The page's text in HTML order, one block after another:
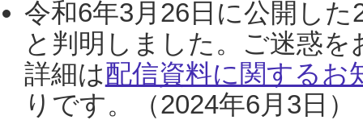
令和6年3月26日に公開し
と判明しました。ご迷惑
詳細は配信資料に関するお
りです。（2024年6月3日）